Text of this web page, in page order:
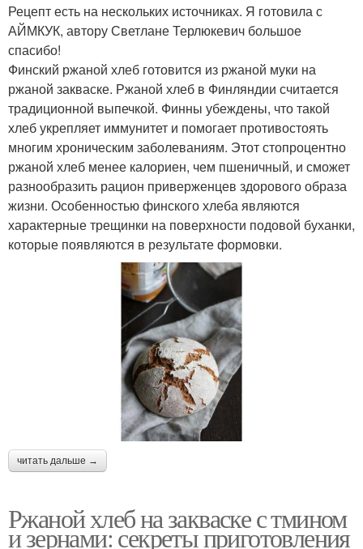
Рецепт есть на нескольких источниках. Я готовила с
АЙМКУК, автору Светлане Терлюкевич большое
спасибо!
Финский ржаной хлеб готовится из ржаной муки на
ржаной закваске. Ржаной хлеб в Финляндии считается
традиционной выпечкой. Финны убеждены, что такой
хлеб укрепляет иммунитет и помогает противостоять
многим хроническим заболеваниям. Этот стопроцентно
ржаной хлеб менее калориен, чем пшеничный, и сможет
разнообразить рацион приверженцев здорового образа
жизни. Особенностью финского хлеба являются
характерные трещинки на поверхности подовой буханки,
которые появляются в результате формовки.
читать дальше →
Ржаной хлеб на закваске с тмином
и зернами: секреты приготовления